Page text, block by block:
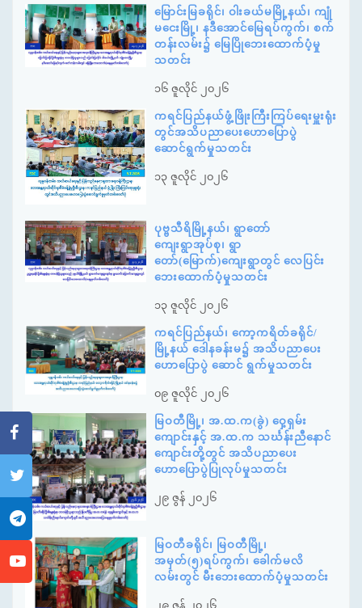
မြောင်းမြခရိုင်၊ ဝါးခယ်မမြို့နယ်၊ ကျုံ
မငေးမြို့၊ နဒီအောင်မြေရပ်ကွက်၊ စက်
တန်းလမ်း၌ မြေပြိုဘေးထောက်ပံ့မှု
သတင်း
၁၆ ဇူလိုင် ၂၀၂၆
ကရင်ပြည်နယ်ဖွံ့ဖြိုးကြီးကြပ်ရေးမှူးရုံး
တွင်အသိပညာပေးဟောပြောပွဲ
ဆောင်ရွက်မှုသတင်း
၁၃ ဇူလိုင် ၂၀၂၆
ပုဗ္ဗသီရိမြို့နယ်၊ ရွာတော်
ကျေးရွာအုပ်စု၊ ရွာ
တော်(မြောက်)ကျေးရွာတွင် လေပြင်း
ဘေးထောက်ပံ့မှုသတင်း
၁၃ ဇူလိုင် ၂၀၂၆
ကရင်ပြည်နယ်၊ ကော့ကရိတ်ခရိုင်/
မြို့နယ် ဒေါနခန်းမ၌ အသိပညာပေး
ဟောပြောပွဲ ဆောင် ရွက်မှုသတင်း
၀၉ ဇူလိုင် ၂၀၂၆
မြဝတီမြို့၊ အ.ထ.က(ခွဲ) ဝှေ့ရှမ်း
ကျောင်းနှင့် အ.ထ.က သင်္ဃန်းညီနောင်
ကျောင်းတို့တွင် အသိပညာပေး
ဟောပြောပွဲပြုလုပ်မှုသတင်း
၂၉ ဇွန် ၂၀၂၆
မြဝတီခရိုင်၊ မြဝတီမြို့၊
အမှတ်(၅)ရပ်ကွက်၊ ခေါက်မလိ
လမ်းတွင် မီးဘေးထောက်ပံ့မှုသတင်း
၂၉ ဇွန် ၂၀၂၆